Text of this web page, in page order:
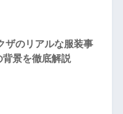
ザのリアルな服装事
景を徹底解説